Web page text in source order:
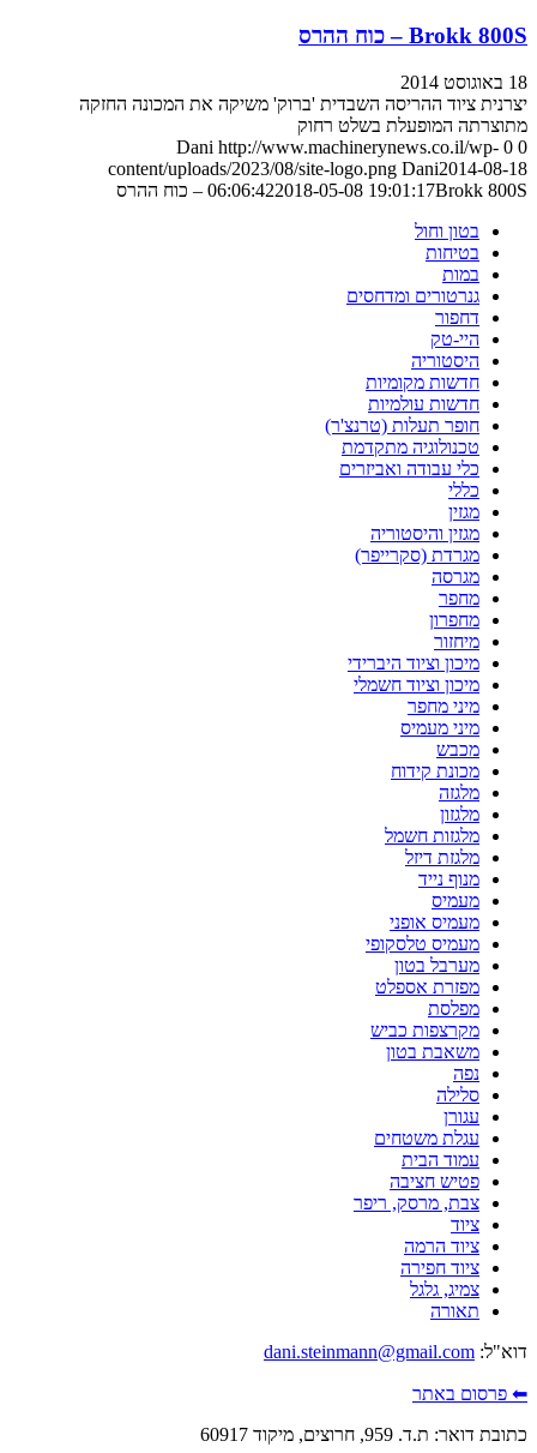
Brokk 800S – כוח ההרס
18 באוגוסט 2014
יצרנית ציוד ההריסה השבדית 'ברוק' משיקה את המכונה החזקה
מתוצרתה המופעלת בשלט רחוק
0
0
Dani http://www.machinerynews.co.il/wp-
content/uploads/2023/08/site-logo.png Dani2014-08-18
06:06:422018-05-08 19:01:17Brokk 800S – כוח ההרס
בטון וחול
בטיחות
במות
גנרטורים ומדחסים
דחפור
היי-טק
היסטוריה
חדשות מקומיות
חדשות עולמיות
חופר תעלות (טרנצ'ר)
טכנולוגיה מתקדמת
כלי עבודה ואביזרים
כללי
מגזין
מגזין והיסטוריה
מגרדת (סקרייפר)
מגרסה
מחפר
מחפרון
מיחזור
מיכון וציוד היברידי
מיכון וציוד חשמלי
מיני מחפר
מיני מעמיס
מכבש
מכונת קידוח
מלגזה
מלגזון
מלגזות חשמל
מלגזת דיזל
מנוף נייד
מעמיס
מעמיס אופני
מעמיס טלסקופי
מערבל בטון
מפזרת אספלט
מפלסת
מקרצפות כביש
משאבת בטון
נפה
סלילה
עגורן
עגלת משטחים
עמוד הבית
פטיש חציבה
צבת, מרסק, ריפר
ציוד
ציוד הרמה
ציוד חפירה
צמיג, גלגל
תאורה
דוא"ל: dani.steinmann@gmail.com
⬅ פרסום באתר
כתובת דואר: ת.ד. 959, חרוצים, מיקוד 60917